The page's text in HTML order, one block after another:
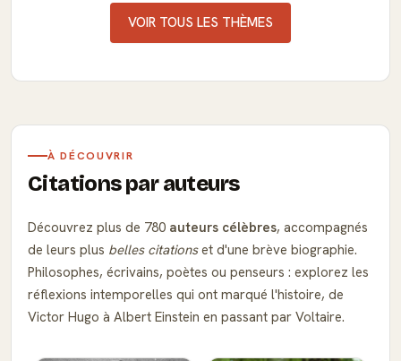
VOIR TOUS LES THÈMES
À DÉCOUVRIR
Citations par auteurs
Découvrez plus de 780 auteurs célèbres, accompagnés
de leurs plus belles citationset d'une brève biographie.
Philosophes, écrivains, poètes ou penseurs : explorez les
réflexions intemporelles qui ont marqué l'histoire, de
Victor Hugo à Albert Einstein en passant par Voltaire.